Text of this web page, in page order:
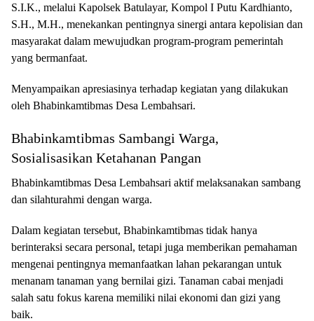
S.I.K., melalui Kapolsek Batulayar, Kompol I Putu Kardhianto,
S.H., M.H., menekankan pentingnya sinergi antara kepolisian dan
masyarakat dalam mewujudkan program-program pemerintah
yang bermanfaat.
Menyampaikan apresiasinya terhadap kegiatan yang dilakukan
oleh Bhabinkamtibmas Desa Lembahsari.
Bhabinkamtibmas Sambangi Warga,
Sosialisasikan Ketahanan Pangan
Bhabinkamtibmas Desa Lembahsari aktif melaksanakan sambang
dan silahturahmi dengan warga.
Dalam kegiatan tersebut, Bhabinkamtibmas tidak hanya
berinteraksi secara personal, tetapi juga memberikan pemahaman
mengenai pentingnya memanfaatkan lahan pekarangan untuk
menanam tanaman yang bernilai gizi. Tanaman cabai menjadi
salah satu fokus karena memiliki nilai ekonomi dan gizi yang
baik.